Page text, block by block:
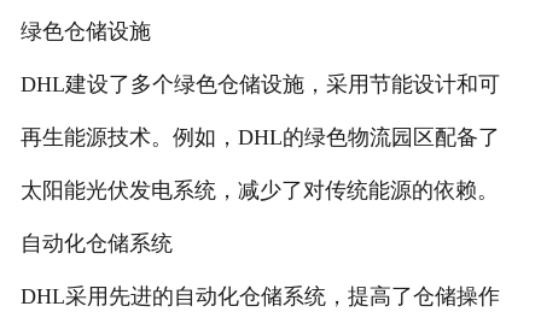
绿色仓储设施
DHL建设了多个绿色仓储设施，采用节能设计和可
再生能源技术。例如，DHL的绿色物流园区配备了
太阳能光伏发电系统，减少了对传统能源的依赖。
自动化仓储系统
DHL采用先进的自动化仓储系统，提高了仓储操作